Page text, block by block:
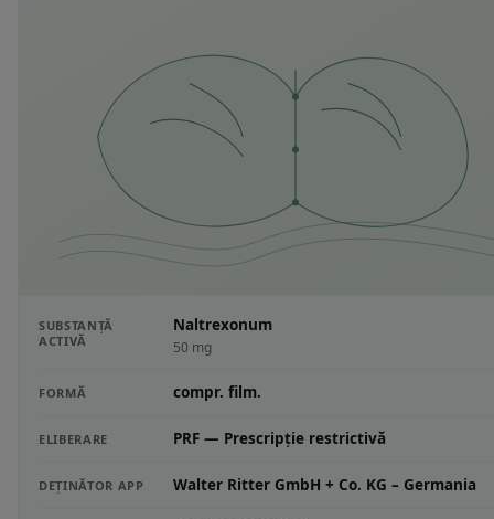
SUBSTANȚĂ
ACTIVĂ
Naltrexonum
50 mg
FORMĂ compr. film.
ELIBERARE PRF — Prescripție restrictivă
DEȚINĂTOR APP Walter Ritter GmbH + Co. KG – Germania